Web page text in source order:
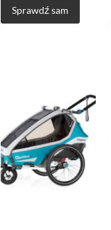
Sprawdź sam